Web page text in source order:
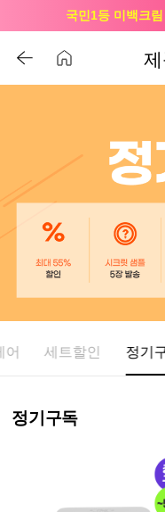
국민1등 미백크림
어 세트할인 정기
정기구독